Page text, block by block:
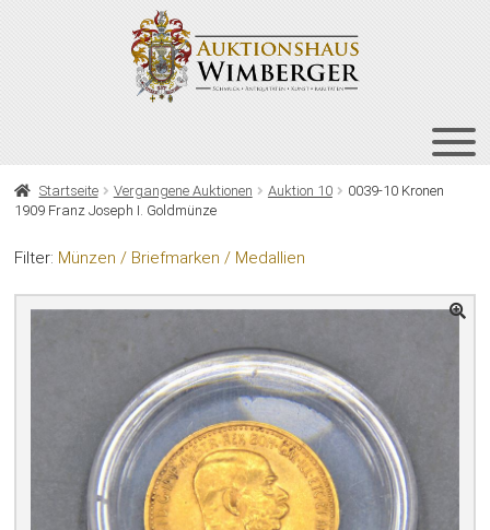
HOME
VERGANGENE AUKTIONEN
NEWSLETTER
Startseite Vergangene Auktionen Auktion 10
0039-10 Kronen
1909 Franz Joseph I. Goldmünze
Filter: Münzen / Briefmarken / Medallien